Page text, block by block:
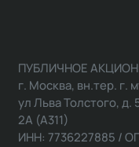
ПУБЛИЧНОЕ
г. Москва, вн.тер. г.
ул Льва Толстого, д.
2А (А311)
ИНН: 7736227885 /